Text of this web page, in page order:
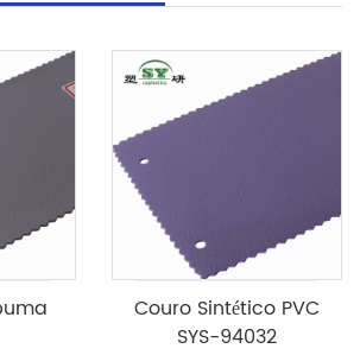
Couro Sintético PVC
SYS-94032